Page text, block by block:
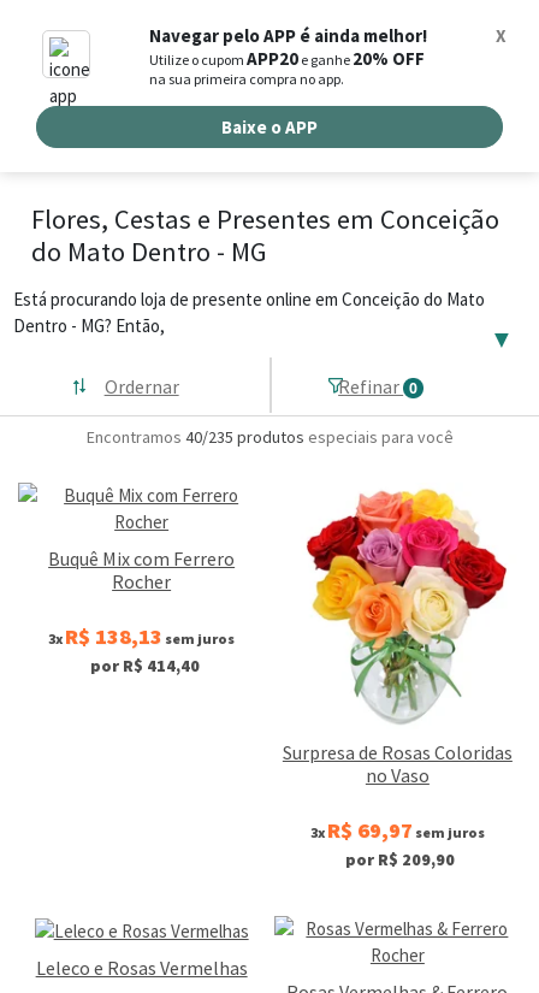
Navegar pelo APP é ainda melhor!
Utilize o cupomAPP20 e ganhe 20% OFF
na sua primeira compra no app.
X
Baixe o APP
Busca de produtos
Buscar por endereço de entrega
Flores, Cestas e Presentes em Conceição
do Mato Dentro - MG
Está procurando loja de presente online em Conceição do Mato
Dentro - MG? Então,
▼
Refinar 0
Ordernar
Encontramos 40/235 produtos especiais para você
Buquê Mix com Ferrero
Rocher
3x R$ 138,13 sem juros
por R$ 414,40
Surpresa de Rosas Coloridas
no Vaso
3x R$ 69,97 sem juros
por R$ 209,90
Leleco e Rosas Vermelhas